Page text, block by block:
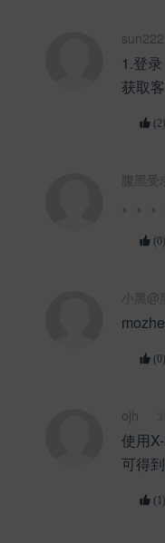
sun222
1.登
获取
(2)
腹黑受
。。。
(0)
小黑@
(0)
ojh
使用
可得
(1)